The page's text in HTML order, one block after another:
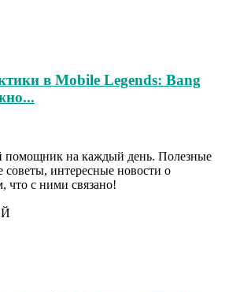
в Mobile Legends: Bang
на каждый день. Полезные
интересные новости о
что с ними связано!